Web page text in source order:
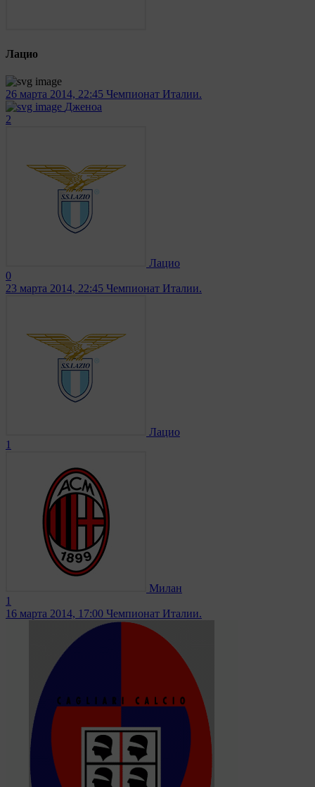
Лацио
26 марта 2014, 22:45 Чемпионат Италии.
Дженоа
2
Лацио
0
23 марта 2014, 22:45 Чемпионат Италии.
Лацио
1
Милан
1
16 марта 2014, 17:00 Чемпионат Италии.